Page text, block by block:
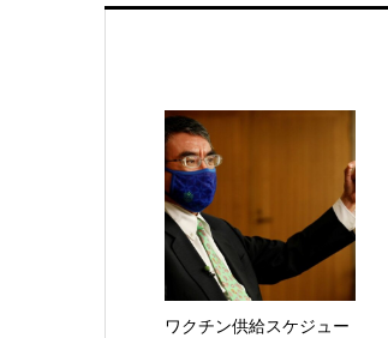
ワクチン供給スケジュー